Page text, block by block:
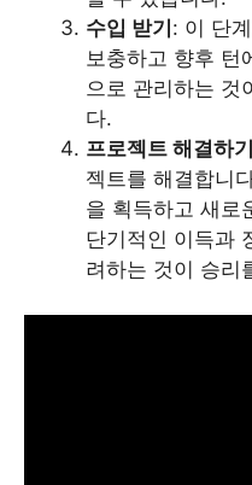
수입 받기: 이 단
보충하고 향후 턴
으로 관리하는 것
다.
프로젝트 해결하기
젝트를 해결합니
을 획득하고 새로
단기적인 이득과
려하는 것이 승리